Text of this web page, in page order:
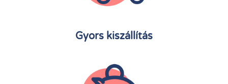
Gyors kiszállítás